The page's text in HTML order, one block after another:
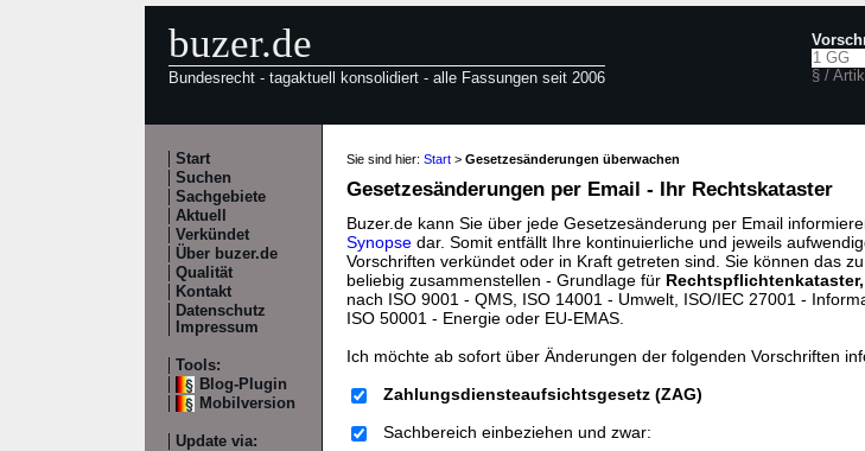
buzer.de
Bundesrecht - tagaktuell konsolidiert - alle Fassungen seit 2006 § /
Start
Suchen
Sachgebiete
Aktuell
Verkündet
Über buzer.de
Qualität
Kontakt
Datenschutz
Impressum
Tools:
Blog-Plugin
Mobilversion
Update via:
Sie sind hier: Start > Gesetzesänderungen überwachen
Gesetzesänderungen per Email - Ihr Rechtskataster
Buzer.de kann Sie über jede Gesetzesänderung per Email
Synopse dar. Somit entfällt Ihre kontinuierliche und jeweils
Vorschriften verkündet oder in Kraft getreten sind. Sie können das
beliebig zusammenstellen - Grundlage für
nach ISO 9001 - QMS, ISO 14001 - Umwelt, ISO/IEC 27001 -
ISO 50001 - Energie oder EU-EMAS.
Ich möchte ab sofort über Änderungen der folgenden Vorschriften
Zahlungsdiensteaufsichtsgesetz (ZAG)
Sachbereich einbeziehen und zwar: